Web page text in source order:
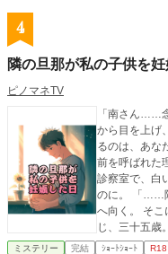
4
隣の旦那が私の子供を妊
ピノマネTV
「南さん……念の
から目を上げ、言
るのは、あなたではあり
前を呼ばれた
診察室で、白
のに。 「……隣の、西野さんです」 医師の視線が、ドアの方
へ向く。 そこに座っていたのは、 隣の家の旦那――西野ゆう
じ、三十五歳。 顔色は悪く、両手で腹部を押さえ、浅い呼吸
を繰り返して
ミステリー 完結 ｼｮｰﾄｼｮｰﾄ R18